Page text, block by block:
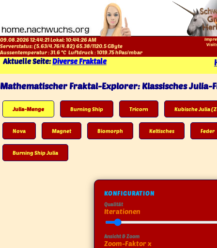
09.08.2026 12:44:21 Lokal:10:44:26 AM
Serverstatus: (5.63/4.76/4.82)65.38/1120.5GByte
Aussentemperatur :31.6°C Luftdruck :1019.75hPas/mbar
Aktuelle Seite:Diverse Fraktale
Mathematischer Fraktal-Explorer: Klassisches Julia-
Julia-Menge Burning Ship Tricorn Kubische Julia
Nova Magnet Biomorph Keltisches Feder
Burning Ship Julia
KONFIGURATION
Qualität
Iterationen
Ansicht & Zoom
Zoom-Faktorx